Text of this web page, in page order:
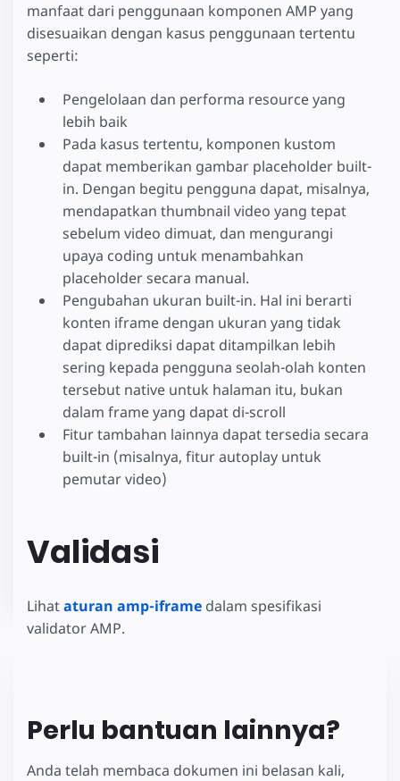
manfaat dari penggunaan komponen AMP yang
disesuaikan dengan kasus penggunaan tertentu
seperti:
Pengelolaan dan performa resource yang
lebih baik
Pada kasus tertentu, komponen kustom
dapat memberikan gambar placeholder built-
in. Dengan begitu pengguna dapat, misalnya,
mendapatkan thumbnail video yang tepat
sebelum video dimuat, dan mengurangi
upaya coding untuk menambahkan
placeholder secara manual.
Pengubahan ukuran built-in. Hal ini berarti
konten iframe dengan ukuran yang tidak
dapat diprediksi dapat ditampilkan lebih
sering kepada pengguna seolah-olah konten
tersebut native untuk halaman itu, bukan
dalam frame yang dapat di-scroll
Fitur tambahan lainnya dapat tersedia secara
built-in (misalnya, fitur autoplay untuk
pemutar video)
Validasi
Lihataturan amp-iframe dalam spesifikasi
validator AMP.
Perlu bantuan lainnya?
Anda telah membaca dokumen ini belasan kali,